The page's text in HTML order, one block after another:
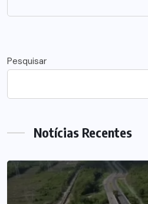
Pesquisar
Notícias Recentes